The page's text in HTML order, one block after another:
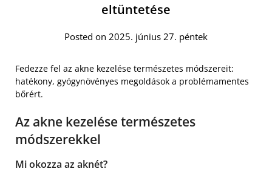
eltüntetése
Posted on 2025. június 27. péntek
Fedezze fel az akne kezelése természetes módszereit:
hatékony, gyógynövényes megoldások a problémamentes
bőrért.
Az akne kezelése természetes
módszerekkel
Mi okozza az aknét?